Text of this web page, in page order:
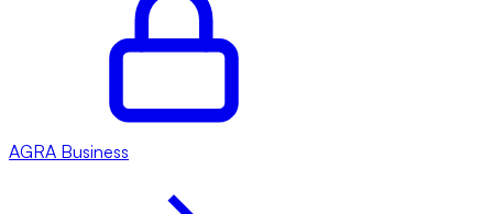
AGRA Business